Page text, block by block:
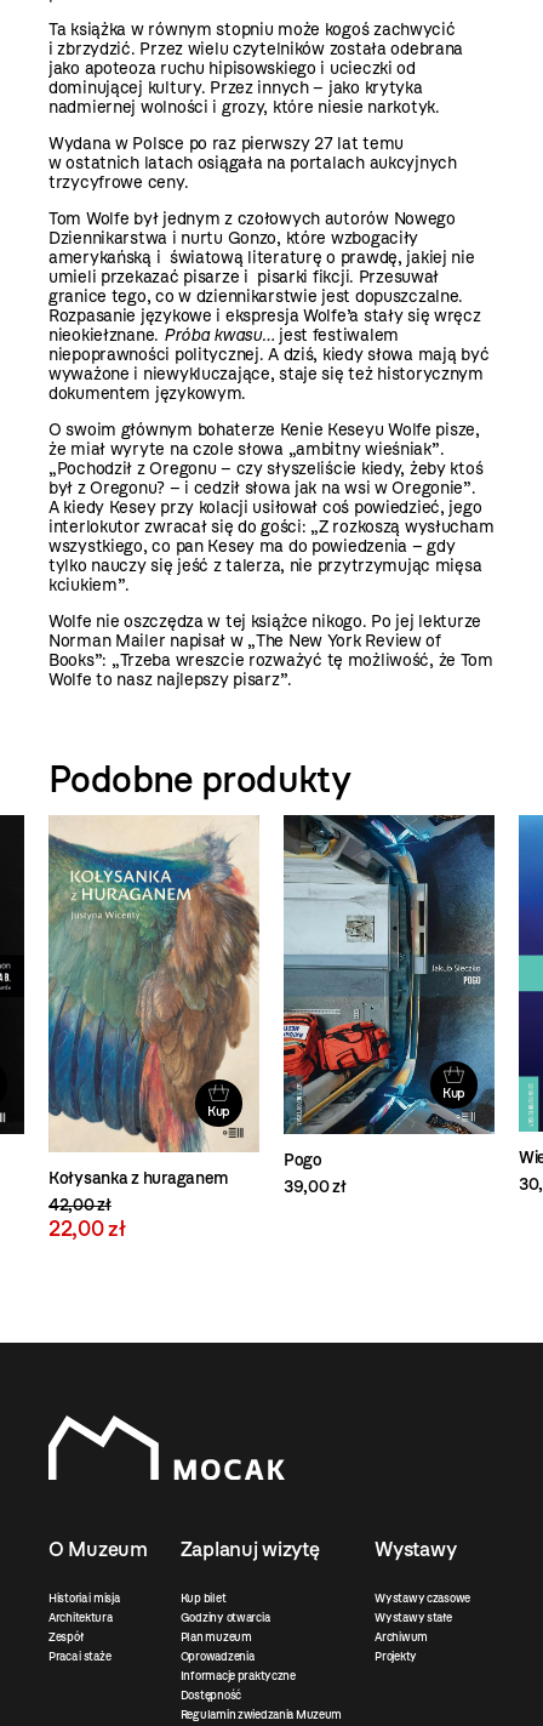
Ta książka w równym stopniu może kogoś zachwycić
i zbrzydzić. Przez wielu czytelników została odebrana
jako apoteoza ruchu hipisowskiego i ucieczki od
dominującej kultury. Przez innych – jako krytyka
nadmiernej wolności i grozy, które niesie narkotyk.
Wydana w Polsce po raz pierwszy 27 lat temu
w ostatnich latach osiągała na portalach aukcyjnych
trzycyfrowe ceny.
Tom Wolfe był jednym z czołowych autorów Nowego
Dziennikarstwa i nurtu Gonzo, które wzbogaciły
amerykańską i światową literaturę o prawdę, jakiej nie
umieli przekazać pisarze i pisarki fikcji. Przesuwał
granice tego, co w dziennikarstwie jest dopuszczalne.
Rozpasanie językowe i ekspresja Wolfe’a stały się wręcz
nieokiełznane. Próba kwasu… jest festiwalem
niepoprawności politycznej. A dziś, kiedy słowa mają być
wyważone i niewykluczające, staje się też historycznym
dokumentem językowym.
O swoim głównym bohaterze Kenie Keseyu Wolfe pisze,
że miał wyryte na czole słowa „ambitny wieśniak”.
„Pochodził z Oregonu – czy słyszeliście kiedy, żeby ktoś
był z Oregonu? – i cedził słowa jak na wsi w Oregonie”.
A kiedy Kesey przy kolacji usiłował coś powiedzieć, jego
interlokutor zwracał się do gości: „Z rozkoszą wysłucham
wszystkiego, co pan Kesey ma do powiedzenia – gdy
tylko nauczy się jeść z talerza, nie przytrzymując mięsa
kciukiem”.
Wolfe nie oszczędza w tej książce nikogo. Po jej lekturze
Norman Mailer napisał w „The New York Review of
Books”: „Trzeba wreszcie rozważyć tę możliwość, że Tom
Wolfe to nasz najlepszy pisarz”.
Podobne produkty
Kup
Kołysanka z huraganem
42,00 zł
22,00 zł
Kup
Pogo
39,00 zł
O Muzeum
Historia i misja
Architektura
Zespół
Praca i staże
Zaplanuj wizytę
Kup bilet
Godziny otwarcia
Plan muzeum
Oprowadzenia
Informacje praktyczne
Dostępność
Regulamin zwiedzania Muzeum
Wystawy
Wystawy czasowe
Wystawy stałe
Archiwum
Projekty